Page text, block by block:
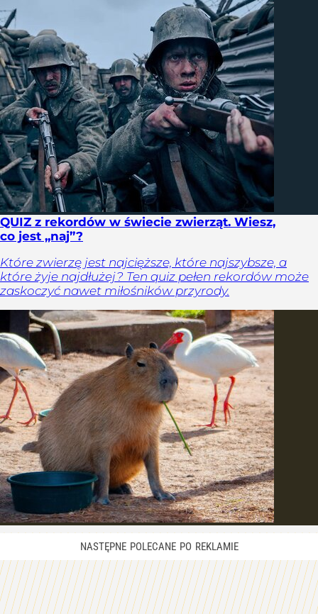
QUIZ z rekordów w świecie zwierząt. Wiesz,
co jest „naj”?
Które zwierzę jest najcięższe, które najszybsze, a
które żyje najdłużej? Ten quiz pełen rekordów może
zaskoczyć nawet miłośników przyrody.